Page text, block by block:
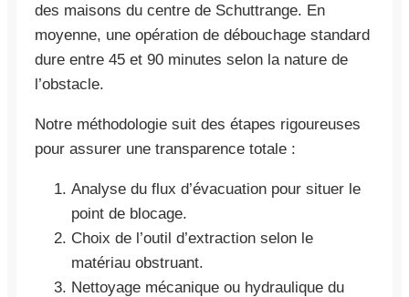
des maisons du centre de Schuttrange. En
moyenne, une opération de débouchage standard
dure entre 45 et 90 minutes selon la nature de
l’obstacle.
Notre méthodologie suit des étapes rigoureuses
pour assurer une transparence totale :
Analyse du flux d’évacuation pour situer le
point de blocage.
Choix de l’outil d’extraction selon le
matériau obstruant.
Nettoyage mécanique ou hydraulique du